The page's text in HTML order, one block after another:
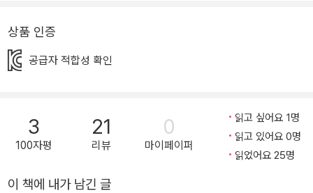
간을 털실의 길이로만 표현할 수는 없지만, 이 책이 우리에게 던지는
엮여 만들어진 털실처럼 우리의 삶도 여러 관계를 맺으며 새로운 순
만날 수 없었던 순간 속에서 다채롭게 모양을 만들어 나가는 모든 순
간들이 반짝 빛난다. 타인과 함께하는 시간의 소중함, 더 나아가 그 순
간들을 되뇌며 우리를 둘러싼 의미들을 가만히 되짚어 보게 하는 그
림책이다. 손녀의 물음과 할머니의 지혜로운 대답이 아름답게 흐르는
상품 인증
공급자 적합성 확인
3
100자평
21
리뷰
0
마이페이퍼
읽고 싶어요 1명
읽고 있어요 0명
읽었어요 25명
이 책에 내가 남긴 글